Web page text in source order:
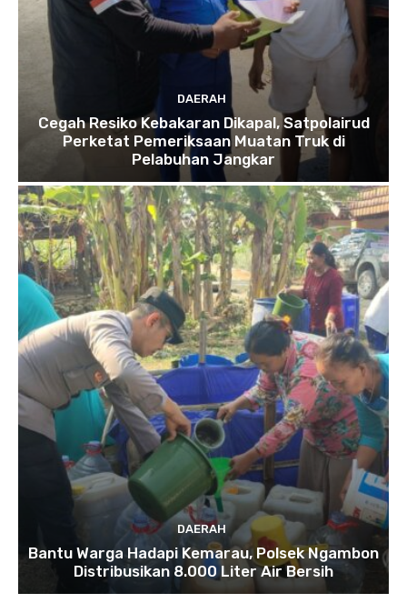
DAERAH
Cegah Resiko Kebakaran Dikapal, Satpolairud
Perketat Pemeriksaan Muatan Truk di
Pelabuhan Jangkar
DAERAH
Bantu Warga Hadapi Kemarau, Polsek Ngambon
Distribusikan 8.000 Liter Air Bersih